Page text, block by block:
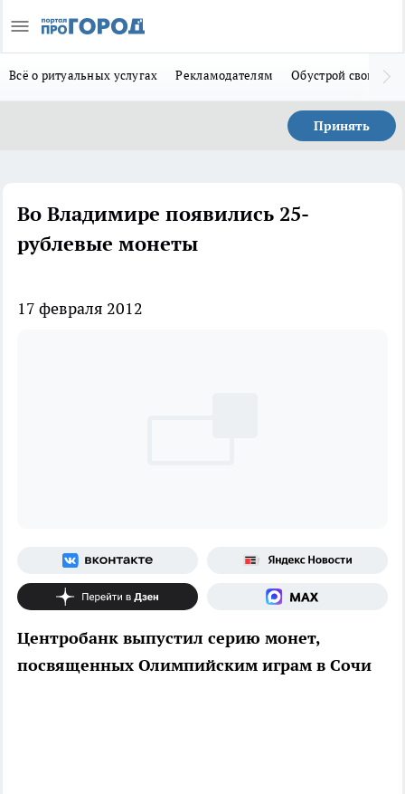
Всё о ритуальных услугах Рекламодателям Обустрой свой дом
Принять
Во Владимире появились 25-
рублевые монеты
17 февраля 2012
Центробанк выпустил серию монет,
посвященных Олимпийским играм в Сочи